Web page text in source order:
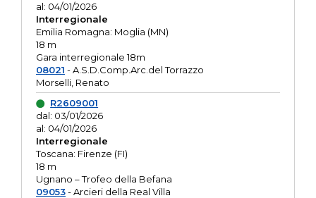
al: 04/01/2026
Interregionale
Emilia Romagna: Moglia (MN)
18 m
Gara interregionale 18m
08021 - A.S.D.Comp.Arc.del Torrazzo
Morselli, Renato
R2609001
dal: 03/01/2026
al: 04/01/2026
Interregionale
Toscana: Firenze (FI)
18 m
Ugnano – Trofeo della Befana
09053- Arcieri della Real Villa